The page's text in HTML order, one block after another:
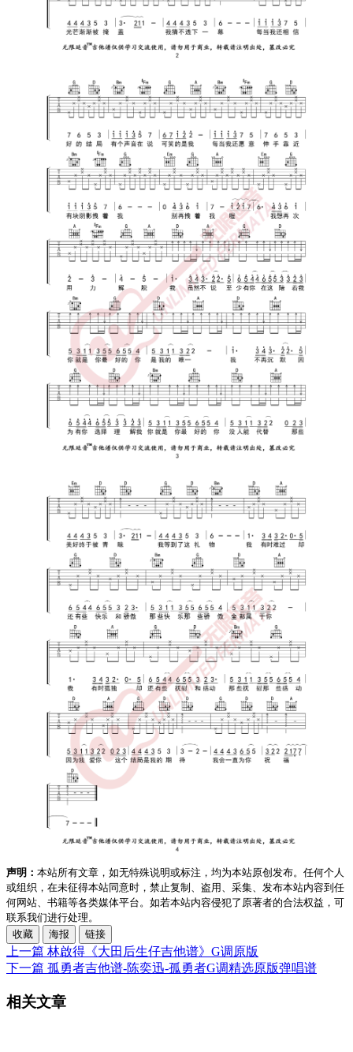
声明： 本站所有文章，如无特殊说明或标注，均为本站原创发布。任何个人
或组织，在未征得本站同意时，禁止复制、盗用、采集、发布本站内容到任
何网站、书籍等各类媒体平台。如若本站内容侵犯了原著者的合法权益，可
联系我们进行处理。
收藏
海报 链接
上一篇 林啟得《大田后生仔吉他谱》G调原版
下一篇 孤勇者吉他谱-陈奕迅-孤勇者G调精选原版弹唱谱
相关文章